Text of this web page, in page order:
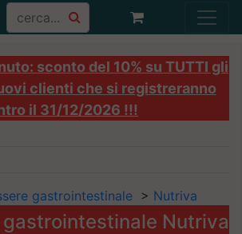
sconto del 10% su TUTTI gli
clienti che si registreranno
il 31/12/2026 !!!
gastrointestinale > Nutriva
gastrointestinale Nutriva